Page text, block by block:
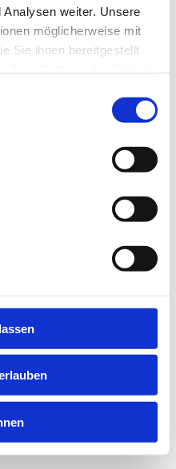
weiter. Unsere
möglicherweise mit
Sie ihnen bereitgestellt
for more